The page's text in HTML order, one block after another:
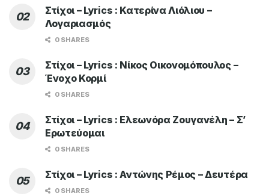
Στίχοι – Lyrics : Κατερίνα Λιόλιου –
Λογαριασμός
0 SHARES
Στίχοι – Lyrics : Νίκος Οικονομόπουλος –
Ένοχο Κορμί
0 SHARES
Στίχοι – Lyrics : Ελεωνόρα Ζουγανέλη – Σ’
Ερωτεύομαι
0 SHARES
Στίχοι – Lyrics : Αντώνης Ρέμος – Δευτέρα
0 SHARES